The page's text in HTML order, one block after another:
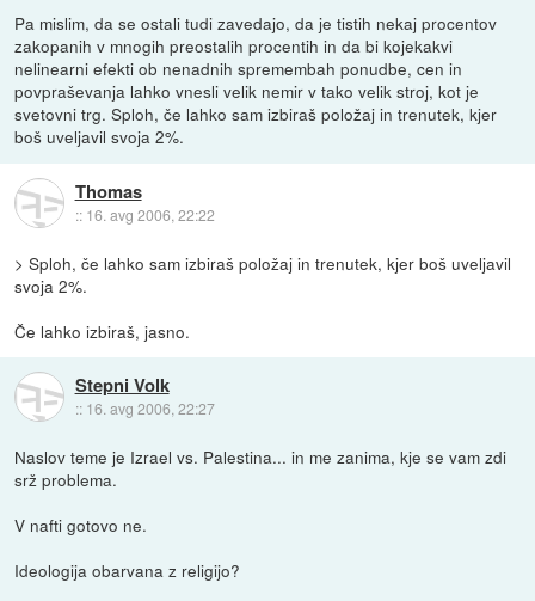
Pa mislim, da se ostali tudi zavedajo, da je tistih nekaj procentov
zakopanih v mnogih preostalih procentih in da bi kojekakvi
nelinearni efekti ob nenadnih spremembah ponudbe, cen in
povpraševanja lahko vnesli velik nemir v tako velik stroj, kot je
svetovni trg. Sploh, če lahko sam izbiraš položaj in trenutek, kjer
boš uveljavil svoja 2%.
Thomas
:: 16. avg 2006, 22:22
> Sploh, če lahko sam izbiraš položaj in trenutek, kjer boš uveljavil
svoja 2%.
Če lahko izbiraš, jasno.
Stepni Volk
:: 16. avg 2006, 22:27
Naslov teme je Izrael vs. Palestina... in me zanima, kje se vam zdi
srž problema.
V nafti gotovo ne.
Ideologija obarvana z religijo?